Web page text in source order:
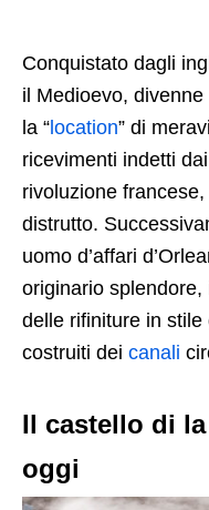
Conquistato dagli
il Medioevo,
la “location” di
ricevimenti indetti
rivoluzione
distrutto.
uomo d’affari
originario
delle rifiniture in
costruiti dei canali
Il castello di
oggi